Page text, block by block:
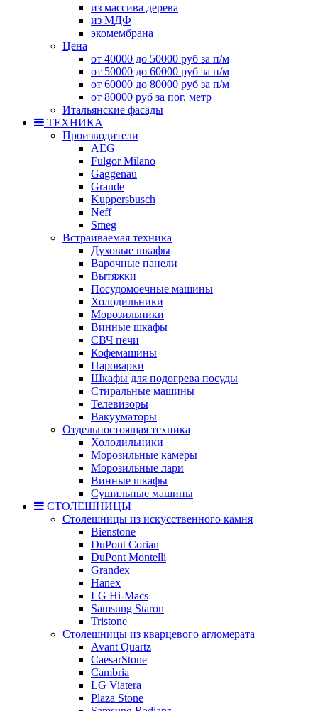
из массива дерева
из МДФ
экомембрана
Цена
от 40000 до 50000 руб за п/м
от 50000 до 60000 руб за п/м
от 60000 до 80000 руб за п/м
от 80000 руб за пог. метр
Итальянские фасады
ТЕХНИКА
Производители
AEG
Fulgor Milano
Gaggenau
Graude
Kuppersbusch
Neff
Smeg
Встраиваемая техника
Духовые шкафы
Варочные панели
Вытяжки
Посудомоечные машины
Холодильники
Морозильники
Винные шкафы
СВЧ печи
Кофемашины
Пароварки
Шкафы для подогрева посуды
Стиральные машины
Телевизоры
Вакууматоры
Отдельностоящая техника
Холодильники
Морозильные камеры
Морозильные лари
Винные шкафы
Сушильные машины
СТОЛЕШНИЦЫ
Столешницы из искусственного камня
Bienstone
DuPont Corian
DuPont Montelli
Grandex
Hanex
LG Hi-Macs
Samsung Staron
Tristone
Столешницы из кварцевого агломерата
Avant Quartz
CaesarStone
Cambria
LG Viatera
Plaza Stone